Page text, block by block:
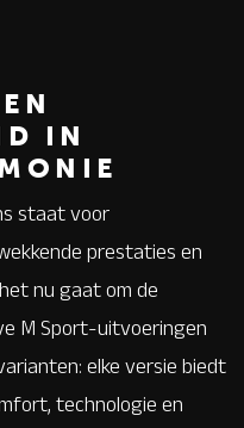
IN
staat voor
prestaties en
nu gaat om de
M Sport-uitvoeringen
elke versie biedt
technologie en